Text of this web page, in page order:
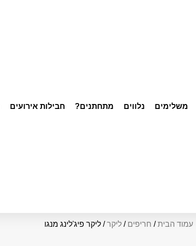
משלימים נלווים מתחתנים? חבילות אירועים
עמוד הבית/ חריפים / ליקר/ ליקר פיג'לינג מנגו